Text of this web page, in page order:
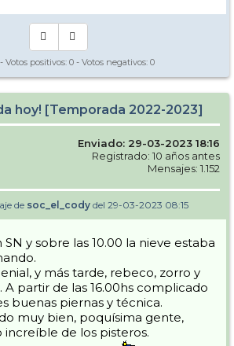
- Votos positivos: 0 - Votos negativos: 0
hoy! [Temporada 2022-2023]
Enviado: 29-03-2023 18:16
Registrado: 10 años antes
Mensajes: 1.152
de soc_el_cody del 29-03-2023 08:15
y sobre las 10.00 la nieve estaba
y más tarde, rebeco, zorro y
A partir de las 16.00hs complicado
buenas piernas y técnica.
muy bien, poquísima gente,
increíble de los pisteros.